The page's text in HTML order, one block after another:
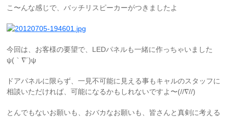
こ〜んな感じで、バッチリスピーカーがつきましたよ
今回は、お客様の要望で、LEDパネルも一緒に作っちゃいました
ψ(｀∇´)ψ
ドアパネルに限らず、一見不可能に見える事もキャルのスタッフに
相談いただければ、可能になるかもしれないですよ〜(//∇//)
とんでもないお願いも、おバカなお願いも、皆さんと真剣に考える